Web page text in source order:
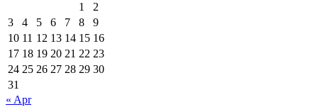
1
2
3
4 5 6 7 8
9
10 11 12 13 14 15 16
17 18 19 20 21 22 23
24 25 26 27 28 29 30
31
« Apr